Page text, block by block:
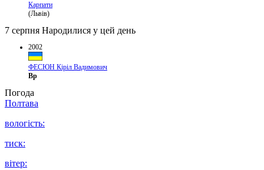
Карпати
(Львів)
7 серпня Народилися у цей день
2002
ФЕСЮН Кіріл Вадимович
Вр
Погода
Полтава
вологість:
тиск:
вітер: